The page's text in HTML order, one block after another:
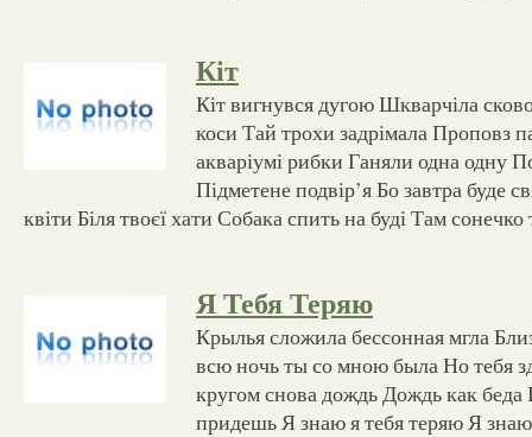
Кіт
Кіт вигнувся дугою Шкварчіла
коси Тай трохи задрімала Проповз
акваріумі рибки Ганяли одна одну
Підметене подвір’я Бо завтра буде
квіти Біля твоєї хати Собака спить на буді Там
Я Тебя Теряю
Крылья сложила бессонная мгла
всю ночь ты со мною была Но тебя
кругом снова дождь Дождь как
придешь Я знаю я тебя теряю Я знаю